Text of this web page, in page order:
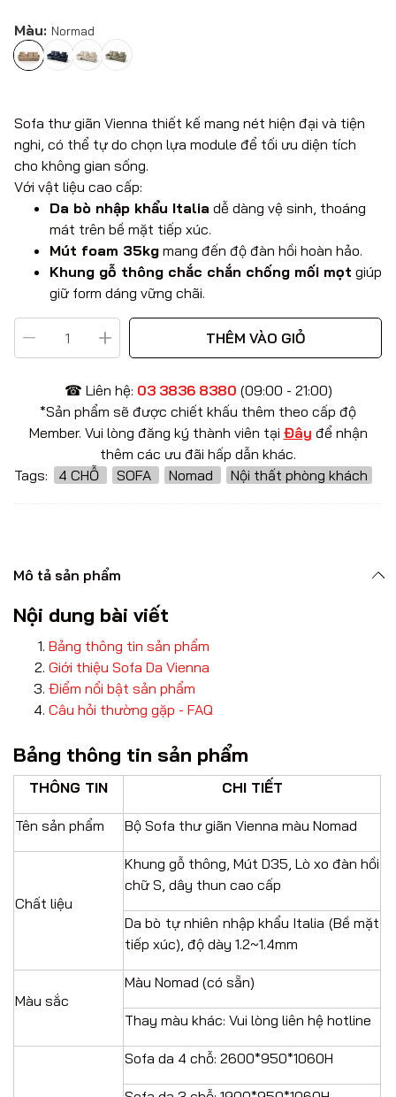
Màu: Normad
Sofa thư giãn Vienna thiết kế mang nét hiện đại và tiện
nghi, có thể tự do chọn lựa module để tối ưu diện tích
cho không gian sống.
Với vật liệu cao cấp:
Da bò nhập khẩu Italia dễ dàng vệ sinh, thoáng
mát trên bề mặt tiếp xúc.
Mút foam 35kg mang đến độ đàn hồi hoàn hảo.
Khung gỗ thông chắc chắn chống mối mọt giúp
giữ form dáng vững chãi.
THÊM VÀO GIỎ
☎ Liên hệ: 03 3836 8380 (09:00 - 21:00)
*Sản phẩm sẽ được chiết khấu thêm theo cấp độ
Member. Vui lòng đăng ký thành viên tại Đây để nhận
thêm các ưu đãi hấp dẫn khác.
Tags:
4 CHỖ SOFA Nomad Nội thất phòng khách
Mô tả sản phẩm
Nội dung bài viết
Bảng thông tin sản phẩm
Giới thiệu Sofa Da Vienna
Điểm nổi bật sản phẩm
Câu hỏi thường gặp - FAQ
Bảng thông tin sản phẩm
THÔNG TIN CHI TIẾT
Tên sản phẩm Bộ Sofa thư giãn Vienna màu Nomad
Chất liệu
Khung gỗ thông, Mút D35, Lò xo đàn hồi
chữ S, dây thun cao cấp
Da bò tự nhiên nhập khẩu Italia (Bề mặt
tiếp xúc), độ dày 1.2~1.4mm
Màu sắc
Màu Nomad (có sẵn)
Thay màu khác: Vui lòng liên hệ hotline
Sofa da 4 chỗ: 2600*950*1060H